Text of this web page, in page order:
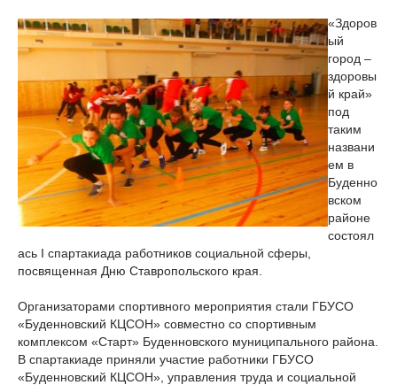
«Здоров
ый
город –
здоровы
й край»
под
таким
названи
ем в
Буденно
вском
районе
состоял
ась I спартакиада работников социальной сферы,
посвященная Дню Ставропольского края.
Организаторами спортивного мероприятия стали ГБУСО
«Буденновский КЦСОН» совместно со спортивным
комплексом «Старт» Буденновского муниципального района.
В спартакиаде приняли участие работники ГБУСО
«Буденновский КЦСОН», управления труда и социальной